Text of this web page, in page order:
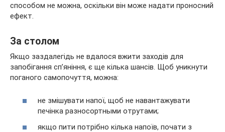
способом не можна, оскільки він може надати проносний
ефект.
За столом
Якщо заздалегідь не вдалося вжити заходів для
запобігання сп’яніння, є ще кілька шансів. Щоб уникнути
поганого самопочуття, можна:
не змішувати напої, щоб не навантажувати
печінка разносортными отрутами;
якщо пити потрібно кілька напоїв, почати з